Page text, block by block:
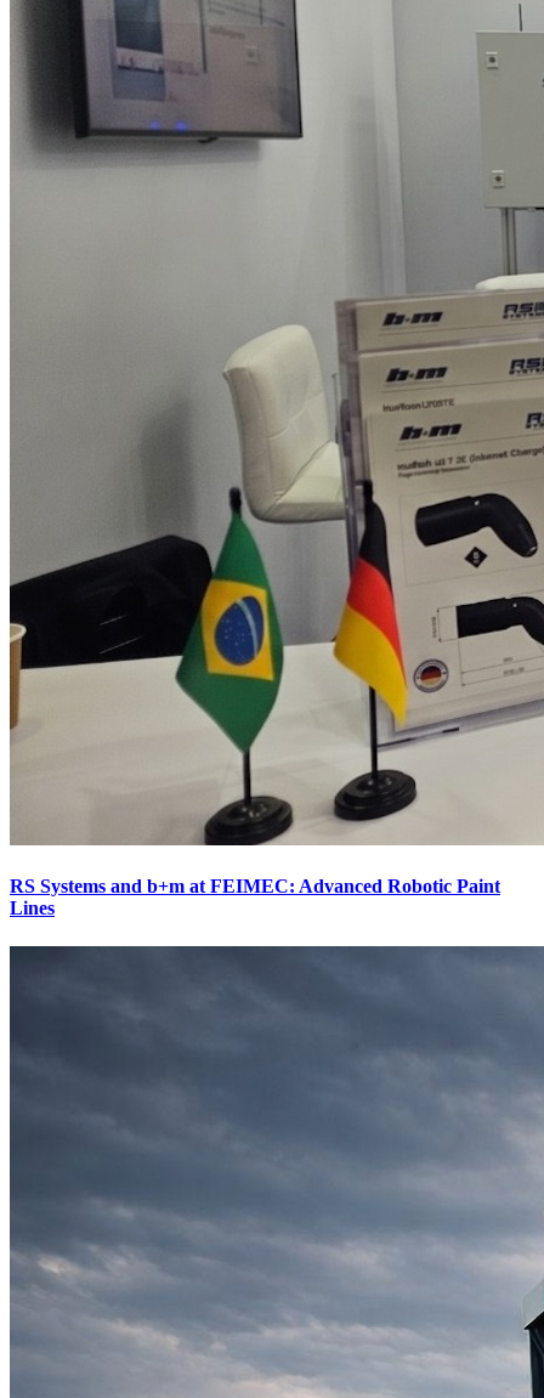
RS Systems and b+m at FEIMEC: Advanced Robotic Paint
Lines